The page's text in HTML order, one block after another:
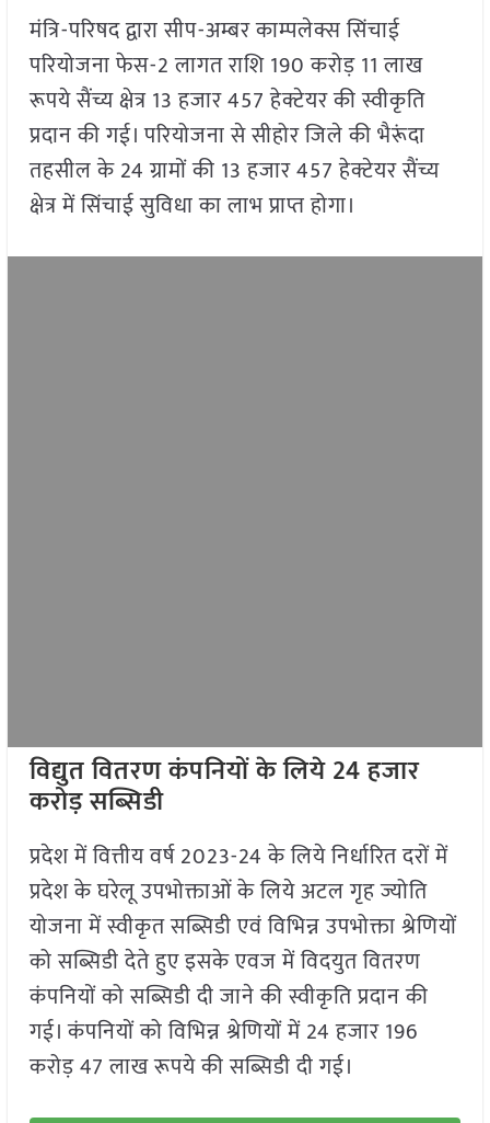
मंत्रि-परिषद द्वारा सीप-अम्बर काम्पलेक्स सिंचाई
परियोजना फेस-2 लागत राशि 190 करोड़ 11 लाख
रूपये सैंच्य क्षेत्र 13 हजार 457 हेक्टेयर की स्वीकृति
प्रदान की गई। परियोजना से सीहोर जिले की भैरूंदा
तहसील के 24 ग्रामों की 13 हजार 457 हेक्टेयर सैंच्य
क्षेत्र में सिंचाई सुविधा का लाभ प्राप्त होगा।
विद्युत वितरण कंपनियों के लिये 24 हजार
करोड़ सब्सिडी
प्रदेश में वित्तीय वर्ष 2023-24 के लिये निर्धारित दरों में
प्रदेश के घरेलू उपभोक्ताओं के लिये अटल गृह ज्योति
योजना में स्वीकृत सब्सिडी एवं विभिन्न उपभोक्ता श्रेणियों
को सब्सिडी देते हुए इसके एवज में विदयुत वितरण
कंपनियों को सब्सिडी दी जाने की स्वीकृति प्रदान की
गई। कंपनियों को विभिन्न श्रेणियों में 24 हजार 196
करोड़ 47 लाख रूपये की सब्सिडी दी गई।